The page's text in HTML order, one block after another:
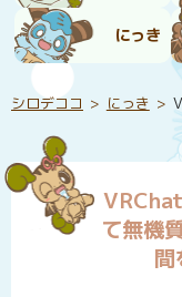
にっき
シロデココ にっき
て無機
間